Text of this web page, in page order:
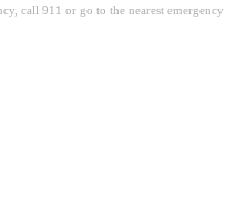
call 911 or go to the nearest emergency